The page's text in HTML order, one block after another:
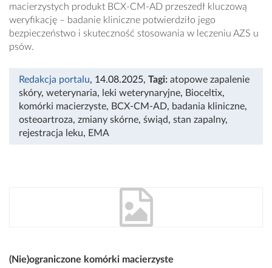
macierzystych produkt BCX-CM-AD przeszedł kluczową
weryfikację – badanie kliniczne potwierdziło jego
bezpieczeństwo i skuteczność stosowania w leczeniu AZS u
psów.
Redakcja portalu, 14.08.2025, Tagi: atopowe zapalenie
skóry, weterynaria, leki weterynaryjne, Bioceltix,
komórki macierzyste, BCX-CM-AD, badania kliniczne,
osteoartroza, zmiany skórne, świąd, stan zapalny,
rejestracja leku, EMA
(Nie)ograniczone komórki macierzyste